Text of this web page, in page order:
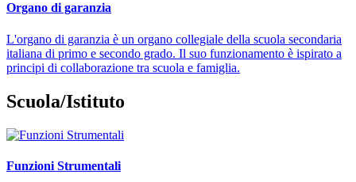
Organo di garanzia
L'organo di garanzia è un organo collegiale della scuola secondaria
italiana di primo e secondo grado. Il suo funzionamento è ispirato a
principi di collaborazione tra scuola e famiglia.
Scuola/Istituto
Funzioni Strumentali